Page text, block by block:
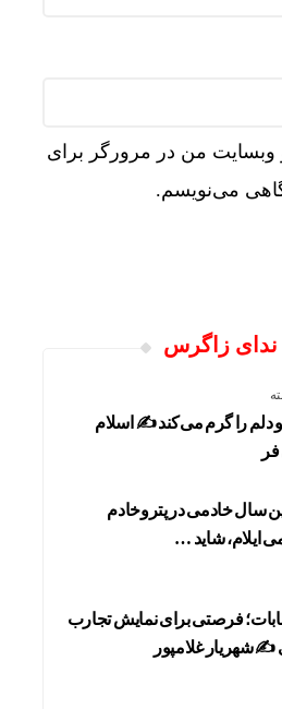
و وبسایت من در مرورگر برای
می‌نویسم.
ندای زاگرس
دلم را گرم می‌کند ✍️ اسلام
سال خادمی در پتروخادم
ایلام، شاید …
فرصتی برای نمایش تجارب
✍ شهریار غلامپور